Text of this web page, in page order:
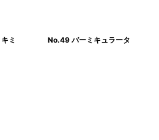
ミ
No.49 バーミキュラータ